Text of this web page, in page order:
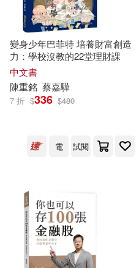
其他 (可複選)
現在可購買商品(25)
變身少年巴菲特 培養財富創造
力：學校沒教的22堂理財課
中文書
陳重銘 蔡嘉驊
7 折 $336 $480
電 試閱